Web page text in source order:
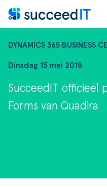
Central
DYNAMICS 365 BUSINESS
Dinsdag 15 mei 2018
SucceedIT officieel
Forms van Quadira